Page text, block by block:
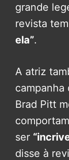
grande
revista tem
ela”.
A atriz
campanha
Brad Pitt
ser
disse à